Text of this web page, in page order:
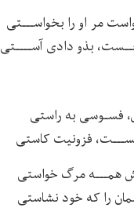
مر او را بخواســـتی
بذو دادی آســــتی
فسـوسی به راستی
فزونیت کاستی
همـــه مرگ خواستی
را که خود نشاستی